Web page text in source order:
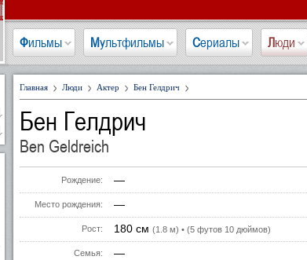
Фильмы Мультфильмы Сериалы Люди
Главная Люди Актер Бен Гелдрич
Бен Гелдрич
Ben Geldreich
Рождение: —
Место рождения: —
Рост: 180 см (1.8 м) • (5 футов 10 дюймов)
Семья: —